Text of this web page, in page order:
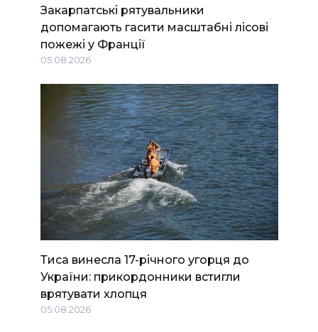
Закарпатські рятувальники
допомагають гасити масштабні лісові
пожежі у Франції
05.08.2026
Тиса винесла 17-річного угорця до
України: прикордонники встигли
врятувати хлопця
05.08.2026